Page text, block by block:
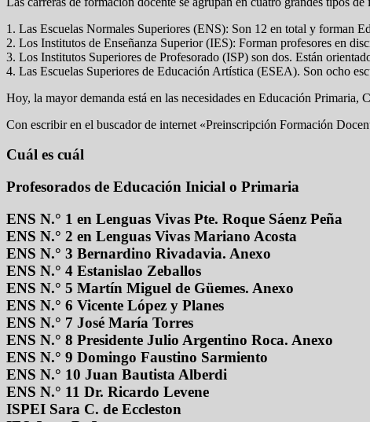
1. Las Escuelas Normales Superiores (ENS): Son 12 en total y forman
2. Los Institutos de Enseñanza Superior (IES): Forman profesores en
3. Los Institutos Superiores de Profesorado (ISP) son dos. Están
4. Las Escuelas Superiores de Educación Artística (ESEA). Son ocho
Hoy, la mayor demanda está en las necesidades en Educación
Con escribir en el buscador de internet «Preinscripción Formación
Cuál es cuál
Profesorados de Educación Inicial o Primaria
ENS N.° 1 en Lenguas Vivas Pte. Roque Sáenz Peña
ENS N.° 2 en Lenguas Vivas Mariano Acosta
ENS N.° 3 Bernardino Rivadavia. Anexo
ENS N.° 4 Estanislao Zeballos
ENS N.° 5 Martín Miguel de Güemes. Anexo
ENS N.° 6 Vicente López y Planes
ENS N.° 7 José María Torres
ENS N.° 8 Presidente Julio Argentino Roca. Anexo
ENS N.° 9 Domingo Faustino Sarmiento
ENS N.° 10 Juan Bautista Alberdi
ENS N.° 11 Dr. Ricardo Levene
ISPEI Sara C. de Eccleston